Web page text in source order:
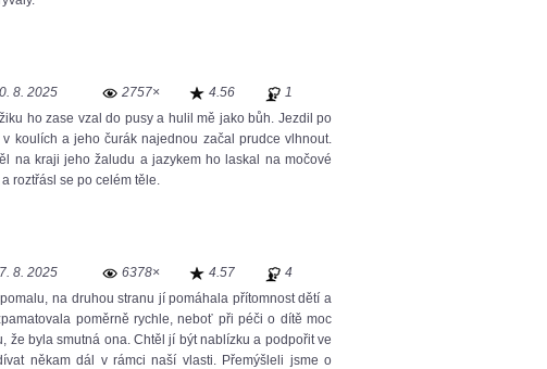
8. 2025 2757× 4.56
1
ho zase vzal do pusy a hulil mě jako bůh. Jezdil po
koulích a jeho čurák najednou začal prudce vlhnout.
na kraji jeho žaludu a jazykem ho laskal na močové
roztřásl se po celém těle.
8. 2025 6378× 4.57
4
na druhou stranu jí pomáhala přítomnost dětí a
poměrně rychle, neboť při péči o dítě moc
že byla smutná ona. Chtěl jí být nablízku a podpořit ve
někam dál v rámci naší vlasti. Přemýšleli jsme o